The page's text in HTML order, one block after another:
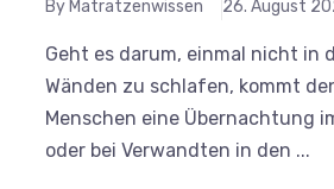
By Matratzenwissen 26. August
Geht es darum, einmal nicht in
Wänden zu schlafen, kommt
Menschen eine Übernachtung
oder bei Verwandten in den ...